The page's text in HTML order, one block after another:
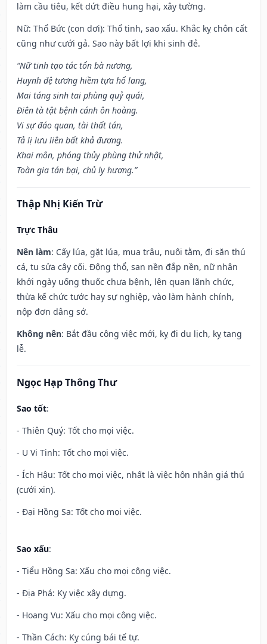
làm cầu tiêu, kết dứt điều hung hại, xây tường.
Nữ: Thổ Bức (con dơi): Thổ tinh, sao xấu. Khắc kỵ chôn cất
cũng như cưới gả. Sao này bất lợi khi sinh đẻ.
“Nữ tinh tạo tác tổn bà nương,
Huynh đệ tương hiềm tựa hổ lang,
Mai táng sinh tai phùng quỷ quái,
Điên tà tật bệnh cánh ôn hoàng.
Vi sự đáo quan, tài thất tán,
Tả lị lưu liên bất khả đương.
Khai môn, phóng thủy phùng thử nhật,
Toàn gia tán bại, chủ ly hương.”
Thập Nhị Kiến Trừ
Trực Thâu
Nên làm: Cấy lúa, gặt lúa, mua trâu, nuôi tằm, đi săn thú
cá, tu sửa cây cối. Động thổ, san nền đắp nền, nữ nhân
khởi ngày uống thuốc chưa bệnh, lên quan lãnh chức,
thừa kế chức tước hay sự nghiệp, vào làm hành chính,
nộp đơn dâng sớ.
Không nên: Bắt đầu công việc mới, kỵ đi du lịch, kỵ tang
lễ.
Ngọc Hạp Thông Thư
Sao tốt:
- Thiên Quý: Tốt cho mọi việc.
- U Vi Tinh: Tốt cho mọi việc.
- Ích Hậu: Tốt cho mọi việc, nhất là việc hôn nhân giá thú
(cưới xin).
- Đại Hồng Sa: Tốt cho mọi việc.
Sao xấu:
- Tiểu Hồng Sa: Xấu cho mọi công việc.
- Địa Phá: Kỵ việc xây dựng.
- Hoang Vu: Xấu cho mọi công việc.
- Thần Cách: Kỵ cúng bái tế tự.